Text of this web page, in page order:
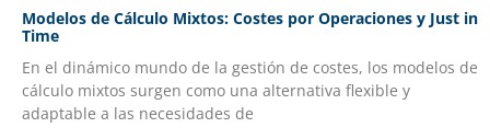
Modelos de Cálculo Mixtos: Costes por Operaciones y Just in
Time
En el dinámico mundo de la gestión de costes, los modelos de
cálculo mixtos surgen como una alternativa flexible y
adaptable a las necesidades de